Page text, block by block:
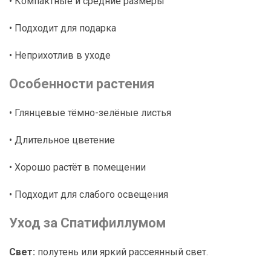
• Подходит для подарка
• Неприхотлив в уходе
Особенности растения
• Глянцевые тёмно-зелёные листья
• Длительное цветение
• Хорошо растёт в помещении
• Подходит для слабого освещения
Уход за Спатифиллумом
Свет: полутень или яркий рассеянный свет.